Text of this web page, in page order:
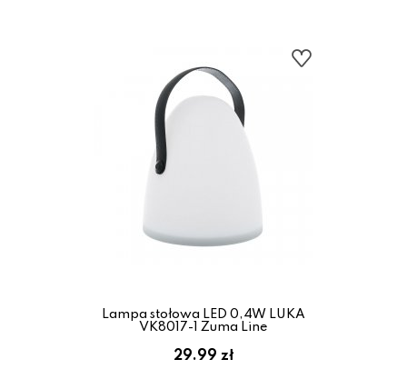
Lampa stołowa LED 0,4W LUKA
VK8017-1 Zuma Line
29.99 zł